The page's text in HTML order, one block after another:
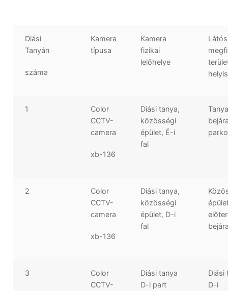
Diási
Tanyán
száma
Kamera
típusa
Kamera
fizikai
lelőhelye
1
Color
CCTV-
camera
xb-136
Diási tanya,
közösségi
épület, É-i
fal
2
Color
CCTV-
camera
xb-136
Diási tanya,
közösségi
épület, D-i
fal
3
Color
CCTV-
Diási tanya
D-i part
Diási
D-i